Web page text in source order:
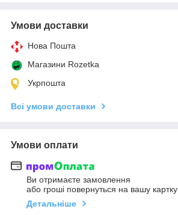
Умови доставки
Нова Пошта
Магазини Rozetka
Укрпошта
Всі умови доставки
Умови оплати
Ви отримаєте замовлення
або гроші повернуться на вашу картку
Детальніше